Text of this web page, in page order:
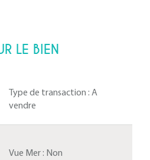
LE BIEN
Type de transaction : A
vendre
Vue Mer : Non